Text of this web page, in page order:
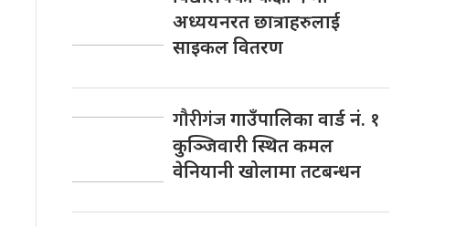
अध्ययनरत छात्राहरुलाई
साइकल वितरण
गौरीगंजगाउँपालिका वार्ड नं. १
कुञ्जिवारी स्थित कमल
वेनियानी खोलामा तटबन्धन